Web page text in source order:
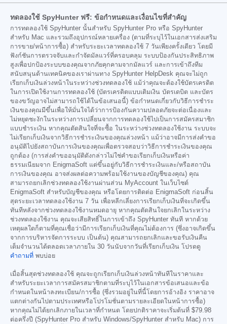
ทดลองใช้ SpyHunter ฟรี: ข้อกำหนดและเงื่อนไขที่สำคัญ
การทดลองใช้ SpyHunter นั้นสำหรับ SpyHunter Pro หรือ SpyHunter
สำหรับ Mac และรวมถึงอุปกรณ์หลายเครื่อง (ตามที่ระบุไว้ในเอกสารส่งเสริม
การขาย/หน้าการซื้อ) สำหรับระยะเวลาทดลองใช้ 7 วันเพียงครั้งเดียว โดยมี
ฟังก์ชันการตรวจจับและกำจัดมัลแวร์ที่ครอบคลุม ระบบป้องกันประสิทธิภาพ
สูงเพื่อปกป้องระบบของคุณจากภัยคุกคามจากมัลแวร์ และการเข้าถึงทีม
สนับสนุนด้านเทคนิคของเราผ่านทาง SpyHunter HelpDesk คุณจะไม่ถูก
เรียกเก็บเงินล่วงหน้าในระหว่างช่วงทดลองใช้ แม้ว่าคุณจะต้องใช้บัตรเครดิต
ในการเปิดใช้งานการทดลองใช้ (บัตรเครดิตแบบเติมเงิน บัตรเดบิต และบัตร
ของขวัญอาจไม่สามารถใช้ได้ในข้อเสนอนี้) ข้อกำหนดเกี่ยวกับวิธีการชำระ
เงินของคุณมีขึ้นเพื่อให้มั่นใจได้ว่าการป้องกันความปลอดภัยจะต่อเนื่องและ
ไม่หยุดชะงักในระหว่างการเปลี่ยนจากการทดลองใช้ไปเป็นการสมัครสมาชิก
แบบชำระเงิน หากคุณตัดสินใจที่จะซื้อ ในระหว่างช่วงทดลองใช้งาน ระบบจะ
ไม่เรียกเก็บเงินจากวิธีการชำระเงินของคุณล่วงหน้า แม้ว่าอาจมีการส่งคำขอ
อนุมัติไปยังสถาบันการเงินของคุณเพื่อตรวจสอบว่าวิธีการชำระเงินของคุณ
ถูกต้อง (การส่งคำขออนุมัติดังกล่าวไม่ใช่คำขอเรียกเก็บเงินหรือค่า
ธรรมเนียมจาก EnigmaSoft แต่ขึ้นอยู่กับวิธีการชำระเงินและ/หรือสถาบัน
การเงินของคุณ อาจส่งผลต่อความพร้อมใช้งานของบัญชีของคุณ) คุณ
สามารถยกเลิกช่วงทดลองใช้งานผ่านส่วน MyAccount ในเว็บไซต์
EnigmaSoft สำหรับบัญชีของคุณ หรือโดยการติดต่อ EnigmaSoft ก่อนสิ้น
สุดระยะเวลาทดลองใช้งาน 7 วัน เพื่อหลีกเลี่ยงการเรียกเก็บเงินที่จะเกิดขึ้น
ทันทีหลังจากช่วงทดลองใช้งานหมดอายุ หากคุณตัดสินใจยกเลิกในระหว่าง
ช่วงทดลองใช้งาน คุณจะเสียสิทธิ์ในการเข้าถึง SpyHunter ทันที หากด้วย
เหตุผลใดก็ตามที่คุณเชื่อว่ามีการเรียกเก็บเงินที่คุณไม่ต้องการ (ซึ่งอาจเกิดขึ้น
จากการบริหารจัดการระบบ เป็นต้น) คุณสามารถยกเลิกและขอรับเงินคืน
เต็มจำนวนได้ตลอดเวลาภายใน 30 วันนับจากวันที่เรียกเก็บเงิน โปรดดู
คำถามที่ พบบ่อย
เมื่อสิ้นสุดช่วงทดลองใช้ คุณจะถูกเรียกเก็บเงินล่วงหน้าทันทีในราคาและ
สำหรับระยะเวลาการสมัครสมาชิกตามที่ระบุไว้ในเอกสารข้อเสนอและข้อ
กำหนดในหน้าลงทะเบียน/การซื้อ (ซึ่งรวมอยู่ในที่นี้โดยการอ้างอิง ราคาอาจ
แตกต่างกันไปตามประเทศหรือโปรโมชั่นตามรายละเอียดในหน้าการซื้อ)
หากคุณไม่ได้ยกเลิกภายในเวลาที่กำหนด โดยปกติราคาจะเริ่มต้นที่ $79.98
ต่อครึ่งปี (SpyHunter Pro สำหรับ Windows/SpyHunter สำหรับ Mac) การ